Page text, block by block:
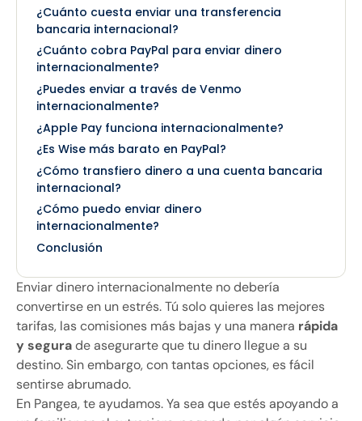
¿Cuánto cuesta enviar una transferencia
bancaria internacional?
¿Cuánto cobra PayPal para enviar dinero
internacionalmente?
¿Puedes enviar a través de Venmo
internacionalmente?
¿Apple Pay funciona internacionalmente?
¿Es Wise más barato en PayPal?
¿Cómo transfiero dinero a una cuenta bancaria
internacional?
¿Cómo puedo enviar dinero
internacionalmente?
Conclusión
Enviar dinero internacionalmente no debería
convertirse en un estrés. Tú solo quieres las mejores
tarifas, las comisiones más bajas y una manera rápida
y segurade asegurarte que tu dinero llegue a su
destino. Sin embargo, con tantas opciones, es fácil
sentirse abrumado.
En Pangea, te ayudamos. Ya sea que estés apoyando a